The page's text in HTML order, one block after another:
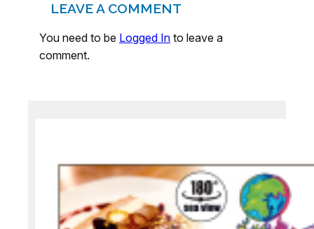
LEAVE A COMMENT
You need to be Logged In to leave a
comment.